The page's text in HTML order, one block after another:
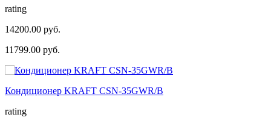
rating
14200.00 руб.
11799.00 руб.
Кондиционер KRAFT CSN-35GWR/B
rating